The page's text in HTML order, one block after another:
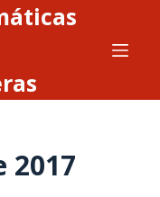
2017